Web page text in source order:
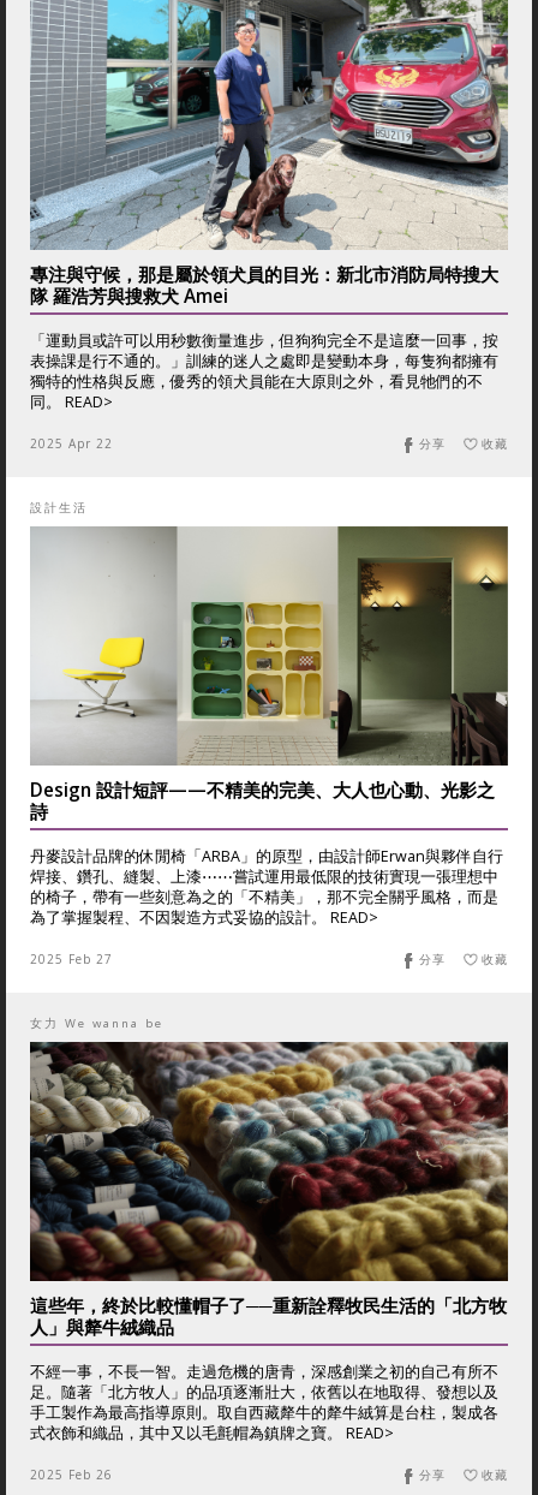
專注與守候，那是屬於領犬員的目光：新北市消防局特搜大
隊 羅浩芳與搜救犬 Amei
「運動員或許可以用秒數衡量進步，但狗狗完全不是這麼一回事，按
表操課是行不通的。」訓練的迷人之處即是變動本身，每隻狗都擁有
獨特的性格與反應，優秀的領犬員能在大原則之外，看見牠們的不
同。 READ>
2025 Apr 22 收藏
分享
設計生活
Design 設計短評——不精美的完美、大人也心動、光影之
詩
丹麥設計品牌的休閒椅「ARBA」的原型，由設計師Erwan與夥伴自行
焊接、鑽孔、縫製、上漆⋯⋯嘗試運用最低限的技術實現一張理想中
的椅子，帶有一些刻意為之的「不精美」，那不完全關乎風格，而是
為了掌握製程、不因製造方式妥協的設計。 READ>
2025 Feb 27 收藏
分享
女力 We wanna be
這些年，終於比較懂帽子了──重新詮釋牧民生活的「北方牧
人」與犛牛絨織品
不經一事，不長一智。走過危機的唐青，深感創業之初的自己有所不
足。隨著「北方牧人」的品項逐漸壯大，依舊以在地取得、發想以及
手工製作為最高指導原則。取自西藏犛牛的犛牛絨算是台柱，製成各
式衣飾和織品，其中又以毛氈帽為鎮牌之寶。 READ>
2025 Feb 26 收藏
分享